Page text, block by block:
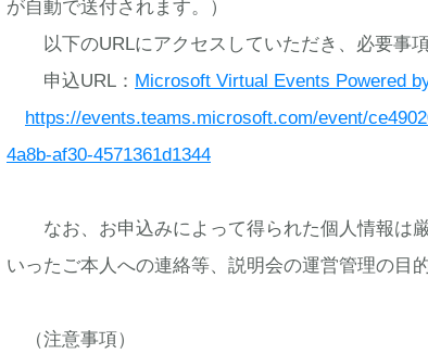
が自動で送付されます。）
以下のURLにアクセスしていただき、必要事項
申込URL： Microsoft Virtual Events Powered
https://events.teams.microsoft.com/event/
4a8b-af30-4571361d1344
なお、お申込みによって得られた個人情報は厳
いったご本人への連絡等、説明会の運営管理の目
（注意事項）